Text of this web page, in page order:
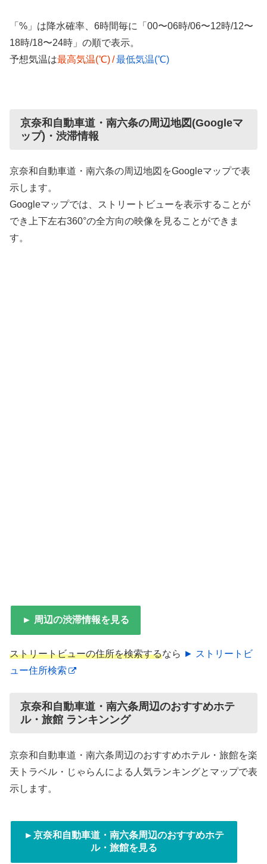
「%」は降水確率、6時間毎に「00〜06時/06〜12時/12〜
18時/18〜24時」の順で表示。
予想気温は最高気温(℃)/最低気温(℃)
京奈和自動車道・南六条の周辺地図(Googleマ
ップ)・渋滞情報
京奈和自動車道・南六条の周辺地図をGoogleマップで表
示します。
Googleマップでは、ストリートビューを表示することが
でき上下左右360°の全方向の映像を見ることができま
す。
► 周辺の渋滞情報を見る
ストリートビューの住所を検索するなら ► ストリートビ
ュー住所検索
京奈和自動車道・南六条周辺のおすすめホテ
ル・旅館 ランキンング
京奈和自動車道・南六条周辺のおすすめホテル・旅館を楽
天トラベル・じゃらんによる人気ランキングとマップで表
示します。
►京奈和自動車道・南六条周辺のおすすめホテ
ル・旅館を見る